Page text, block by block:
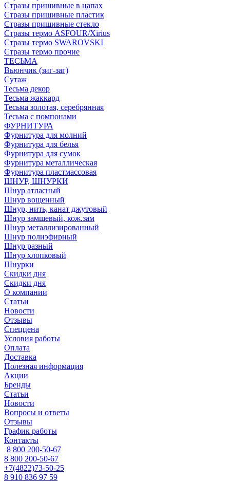
Стразы пришивные в цапах
Стразы пришивные пластик
Стразы пришивные стекло
Стразы термо ASFOUR/Xirius
Стразы термо SWAROVSKI
Стразы термо прочие
ТЕСЬМА
Вьюнчик (зиг-заг)
Сутаж
Тесьма декор
Тесьма жаккард
Тесьма золотая, серебрянная
Тесьма с помпонами
ФУРНИТУРА
Фурнитура для молний
Фурнитура для белья
Фурнитура для сумок
Фурнитура металлическая
Фурнитура пластмассовая
ШНУР, ШНУРКИ
Шнур атласный
Шнур вощенный
Шнур, нить, канат джутовый
Шнур замшевый, кож.зам
Шнур металлизированный
Шнур полиэфирный
Шнур разный
Шнур хлопковый
Шнурки
Скидки дня
Скидки дня
О компании
Статьи
Новости
Отзывы
Спеццена
Условия работы
Оплата
Доставка
Полезная информация
Акции
Бренды
Статьи
Новости
Вопросы и ответы
Отзывы
График работы
Контакты
8 800 200-50-67
8 800 200-50-67
+7(4822)73-50-25
8 910 836 97 59